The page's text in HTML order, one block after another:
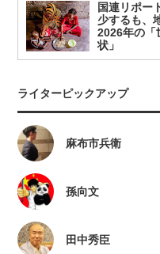
国連リポー
少するも、
2026年の「
状」
ライターピックアップ
麻布市兵衛
孫向文
田中秀臣